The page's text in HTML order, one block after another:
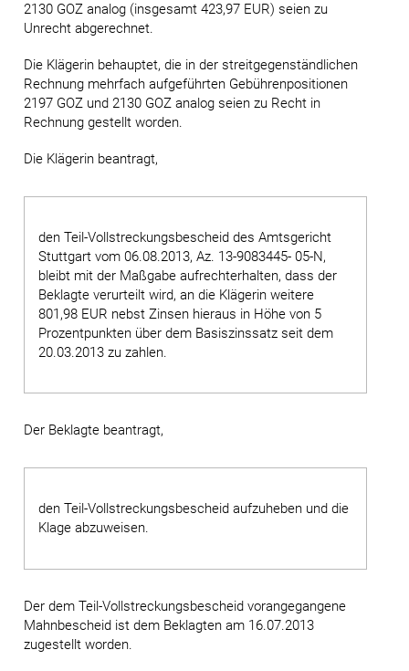
2130 GOZ analog (insgesamt 423,97 EUR) seien zu
Unrecht abgerechnet.
Die Klägerin behauptet, die in der streitgegenständlichen
Rechnung mehrfach aufgeführten Gebührenpositionen
2197 GOZ und 2130 GOZ analog seien zu Recht in
Rechnung gestellt worden.
Die Klägerin beantragt,
den Teil-Vollstreckungsbescheid des Amtsgericht
Stuttgart vom 06.08.2013, Az. 13-9083445- 05-N,
bleibt mit der Maßgabe aufrechterhalten, dass der
Beklagte verurteilt wird, an die Klägerin weitere
801,98 EUR nebst Zinsen hieraus in Höhe von 5
Prozentpunkten über dem Basiszinssatz seit dem
20.03.2013 zu zahlen.
Der Beklagte beantragt,
den Teil-Vollstreckungsbescheid aufzuheben und die
Klage abzuweisen.
Der dem Teil-Vollstreckungsbescheid vorangegangene
Mahnbescheid ist dem Beklagten am 16.07.2013
zugestellt worden.